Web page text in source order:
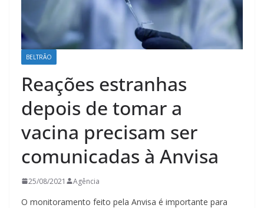
BELTRÃO
Reações estranhas
depois de tomar a
vacina precisam ser
comunicadas à Anvisa
25/08/2021 Agência
O monitoramento feito pela Anvisa é importante para